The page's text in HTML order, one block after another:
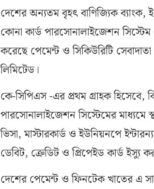
দেশের অন্যতম বৃহৎ বাণিজ্যিক ব্যাংক,
কোনা কার্ড পারসোনালাইজেশন
করেছে পেমেন্ট ও সিকিউরিটি
লিমিটেড।
কে-সিপিএস -এর প্রথম গ্রাহক হিসেবে,
পারসোনালাইজেশন সিস্টেমের মাধ্যমে
ভিসা, মাস্টারকার্ড ও ইউনিয়নপে
ডেবিট, ক্রেডিট ও প্রিপেইড কার্ড ইস্যু
দেশের পেমেন্ট ও ফিনটেক খাতের এ